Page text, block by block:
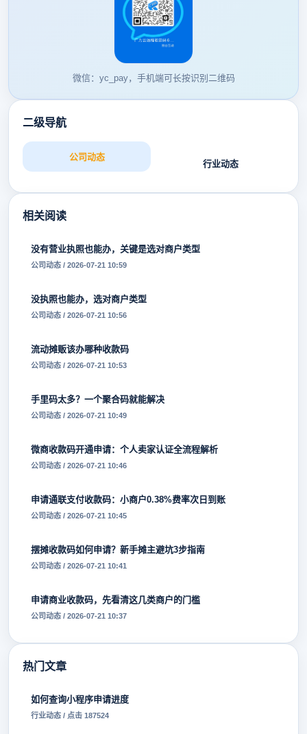
微信：yc_pay，手机端可长按识别二维码
二级导航
公司动态
行业动态
相关阅读
没有营业执照也能办，关键是选对商户类型
公司动态 / 2026-07-21 10:59
没执照也能办，选对商户类型
公司动态 / 2026-07-21 10:56
流动摊贩该办哪种收款码
公司动态 / 2026-07-21 10:53
手里码太多？一个聚合码就能解决
公司动态 / 2026-07-21 10:49
微商收款码开通申请：个人卖家认证全流程解析
公司动态 / 2026-07-21 10:46
申请通联支付收款码：小商户0.38%费率次日到账
公司动态 / 2026-07-21 10:45
摆摊收款码如何申请？新手摊主避坑3步指南
公司动态 / 2026-07-21 10:41
申请商业收款码，先看清这几类商户的门槛
公司动态 / 2026-07-21 10:37
热门文章
如何查询小程序申请进度
行业动态 / 点击 187524